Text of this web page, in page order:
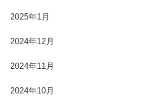
2025年1月
2024年12月
2024年11月
2024年10月